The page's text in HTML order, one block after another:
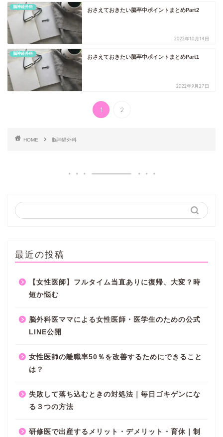
脳神経外科
おさえておきたい脳卒中ポイントまとめPart2
2022年10月14日
脳神経外科
おさえておきたい脳卒中ポイントまとめPart1
2022年9月27日
1 2
HOME 脳神経外科
最近の投稿
【女性医師】フルタイム当直ありに復帰、大変？時
短か悩む
脳外科医ママによる女性医師・医学生のための公式
LINE公開
女性医師の離職率50％を改善するためにできること
は？
失敗して落ち込むときの対処法｜毎日ゴキゲンにな
る３つの方法
研修医で出産するメリット・デメリット・育休｜制